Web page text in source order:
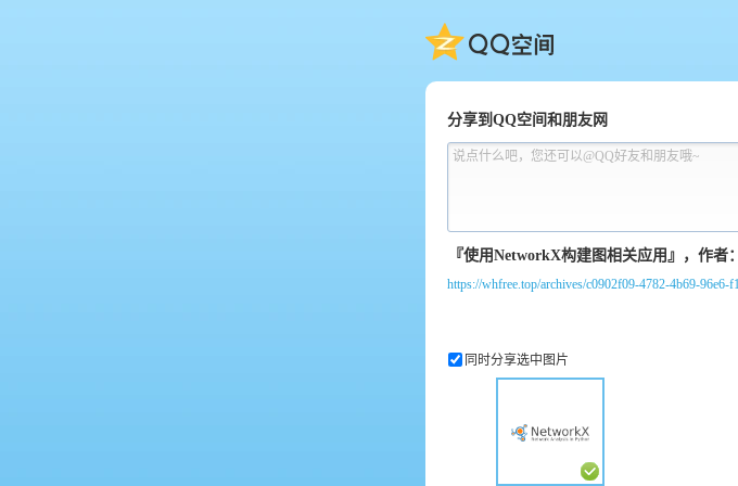
QQ空间
分享到QQ空间和朋友网
说点什么吧，您还可以@QQ好友和朋友哦~
https://whfree.top/archives/c0902f09-4782-4b69-96e6-
同时分享选中图片